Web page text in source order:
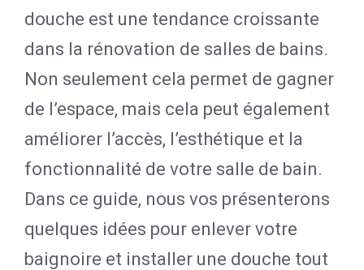
douche est une tendance croissante
dans la rénovation de salles de bains.
Non seulement cela permet de gagner
de l’espace, mais cela peut également
améliorer l’accès, l’esthétique et la
fonctionnalité de votre salle de bain.
Dans ce guide, nous vos présenterons
quelques idées pour enlever votre
baignoire et installer une douche tout